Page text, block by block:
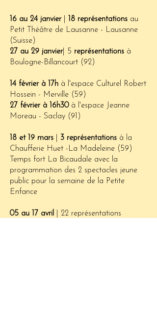
16 au 24 janvier| 18 représentations au
Petit Théâtre de Lausanne - Lausanne
(Suisse)
27 au 29 janvier| 5 représentations à
Boulogne-Billancourt (92)
14 février à 17h à l'espace Culturel Robert
Hossein - Merville (59)
27 février à 16h30 à l'espace Jeanne
Moreau - Saclay (91)
18 et 19 mars 3 représentations à la
Chaufferie Huet -La Madeleine (59)
Temps fort La Bicaudale avec la
programmation des 2 spectacles jeune
public pour la semaine de la Petite
Enfance
05 au 17 avril
| 22 représentations